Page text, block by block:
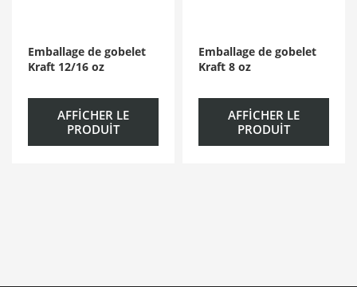
Emballage de gobelet
Kraft 12/16 oz
AFFICHER LE
PRODUIT
Emballage de gobelet
Kraft 8 oz
AFFICHER LE
PRODUIT